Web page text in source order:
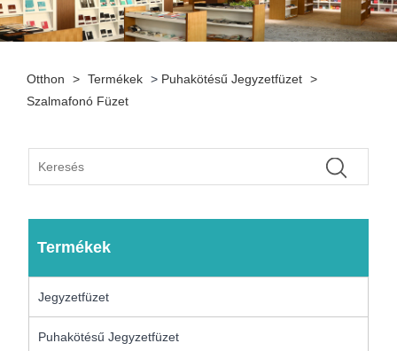
Otthon > Termékek > Puhakötésű Jegyzetfüzet >
Szalmafonó Füzet
Termékek
Jegyzetfüzet
Puhakötésű Jegyzetfüzet